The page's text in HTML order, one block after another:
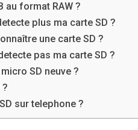
au format RAW ?
plus ma carte SD ?
une carte SD ?
pas ma carte SD ?
SD neuve ?
sur telephone ?